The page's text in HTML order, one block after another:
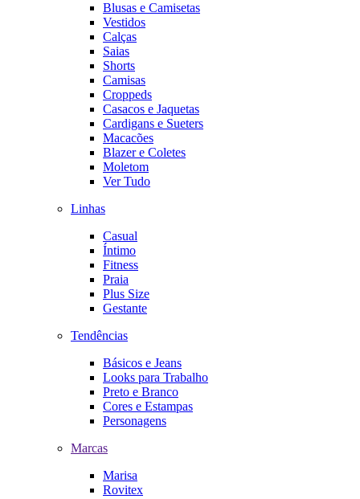
Blusas e Camisetas
Vestidos
Calças
Saias
Shorts
Camisas
Croppeds
Casacos e Jaquetas
Cardigans e Sueters
Macacões
Blazer e Coletes
Moletom
Ver Tudo
Linhas
Casual
Íntimo
Fitness
Praia
Plus Size
Gestante
Tendências
Básicos e Jeans
Looks para Trabalho
Preto e Branco
Cores e Estampas
Personagens
Marcas
Marisa
Rovitex